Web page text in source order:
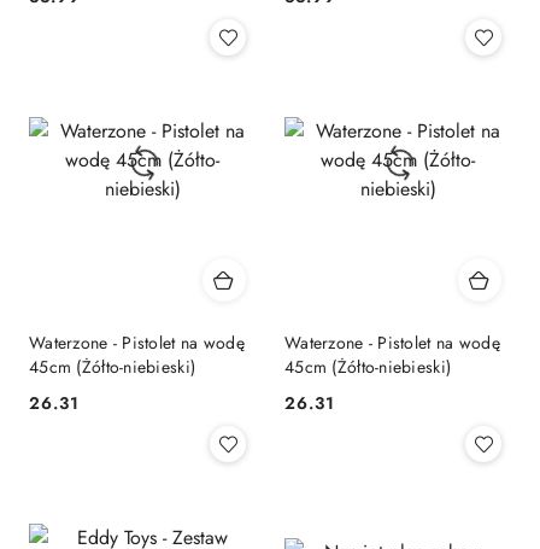
Cena: Cena:
Waterzone - Pistolet na wodę
45cm (Żółto-niebieski)
Cena:
26.31
Waterzone - Pistolet na wodę
45cm (Żółto-niebieski)
Cena:
26.31